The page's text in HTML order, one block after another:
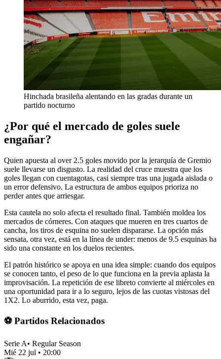
Hinchada brasileña alentando en las gradas durante un
partido nocturno
¿Por qué el mercado de goles suele
engañar?
Quien apuesta al over 2.5 goles movido por la jerarquía de Gremio
suele llevarse un disgusto. La realidad del cruce muestra que los
goles llegan con cuentagotas, casi siempre tras una jugada aislada o
un error defensivo. La estructura de ambos equipos prioriza no
perder antes que arriesgar.
Esta cautela no solo afecta el resultado final. También moldea los
mercados de córneres. Con ataques que mueren en tres cuartos de
cancha, los tiros de esquina no suelen dispararse. La opción más
sensata, otra vez, está en la línea de under: menos de 9.5 esquinas ha
sido una constante en los duelos recientes.
El patrón histórico se apoya en una idea simple: cuando dos equipos
se conocen tanto, el peso de lo que funciona en la previa aplasta la
improvisación. La repetición de ese libreto convierte al miércoles en
una oportunidad para ir a lo seguro, lejos de las cuotas vistosas del
1X2. Lo aburrido, esta vez, paga.
⚽ Partidos Relacionados
Serie A• Regular Season
Mié 22 jul • 20:00